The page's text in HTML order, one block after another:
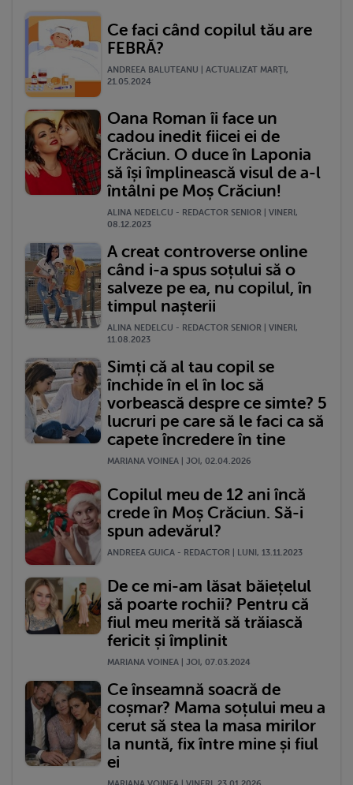
Ce faci când copilul tău are
FEBRĂ?
ANDREEA BALUTEANU | ACTUALIZAT MARŢI,
21.05.2024
Oana Roman îi face un
cadou inedit fiicei ei de
Crăciun. O duce în Laponia
să își împlinească visul de a-l
întâlni pe Moș Crăciun!
ALINA NEDELCU - REDACTOR SENIOR | VINERI,
08.12.2023
A creat controverse online
când i-a spus soțului să o
salveze pe ea, nu copilul, în
timpul nașterii
ALINA NEDELCU - REDACTOR SENIOR | VINERI,
11.08.2023
Simți că al tau copil se
închide în el în loc să
vorbească despre ce simte? 5
lucruri pe care să le faci ca să
capete încredere în tine
MARIANA VOINEA | JOI, 02.04.2026
Copilul meu de 12 ani încă
crede în Moș Crăciun. Să-i
spun adevărul?
ANDREEA GUICA - REDACTOR | LUNI, 13.11.2023
De ce mi-am lăsat băiețelul
să poarte rochii? Pentru că
fiul meu merită să trăiască
fericit și împlinit
MARIANA VOINEA | JOI, 07.03.2024
Ce înseamnă soacră de
coșmar? Mama soțului meu a
cerut să stea la masa mirilor
la nuntă, fix între mine și fiul
ei